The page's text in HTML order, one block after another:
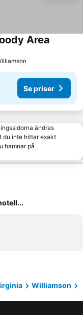
Area
Se priser
ändras
du inte hittar exakt
hamnar på
Williamson